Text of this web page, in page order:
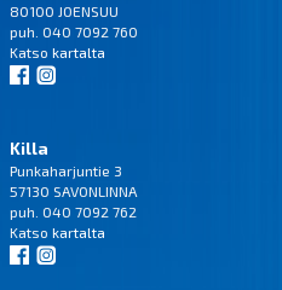
80100 JOENSUU
puh. 040 7092 760
Katso kartalta
Killa
Punkaharjuntie 3
57130 SAVONLINNA
puh. 040 7092 762
Katso kartalta